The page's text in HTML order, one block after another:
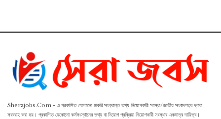
Sherajobs.Com - এ প্রকাশিত যেকোনো চাকরি সংক্রান্ত তথ্য নিয়োগকারী সংস্থা/জাতীয় সংবাদপত্র দ্বারা
সরবরাহ করা হয়। প্রকাশিত যেকোনো কর্মসংস্থানের তথ্য বা নিয়োগ প্রক্রিয়া নিয়োগকারী সংস্থার একমাত্র দায়িত্ব।